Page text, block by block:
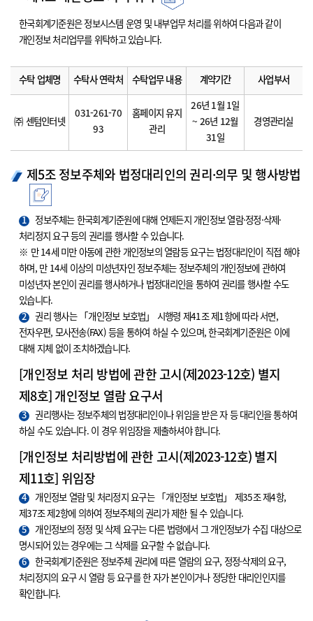
한국회계기준원은 정보시스템 운영 및 내부업무 처리를 위하여 다음과 같이
개인정보 처리업무를 위탁하고 있습니다.
수탁 업체명 수탁사 연락처 수탁업무 내용 계약기간 사업부서
㈜ 센텀인터넷
031-261-70
93
홈페이지 유지
관리
26년 1월 1일
~ 26년 12월
31일
경영관리실
제5조 정보주체와 법정대리인의 권리·의무 및 행사방법
1
정보주체는 한국회계기준원에 대해 언제든지 개인정보 열람·정정·삭제·
처리정지 요구 등의 권리를 행사할 수 있습니다.
※ 만 14세 미만 아동에 관한 개인정보의 열람등 요구는 법정대리인이 직접 해야
하며, 만 14세 이상의 미성년자인 정보주체는 정보주체의 개인정보에 관하여
미성년자 본인이 권리를 행사하거나 법정대리인을 통하여 권리를 행사할 수도
있습니다.
2
권리 행사는 「개인정보 보호법」 시행령 제41조 제1항에 따라 서면,
전자우편, 모사전송(FAX) 등을 통하여 하실 수 있으며, 한국회계기준원은 이에
대해 지체 없이 조치하겠습니다.
[개인정보 처리 방법에 관한 고시(제2023-12호) 별지
제8호] 개인정보 열람 요구서
3
권리행사는 정보주체의 법정대리인이나 위임을 받은 자 등 대리인을 통하여
하실 수도 있습니다. 이 경우 위임장을 제출하셔야 합니다.
[개인정보 처리방법에 관한 고시(제2023-12호) 별지
제11호] 위임장
4
개인정보 열람 및 처리정지 요구는 「개인정보 보호법」 제35조 제4항,
제37조 제2항에 의하여 정보주체의 권리가 제한 될 수 있습니다.
5
개인정보의 정정 및 삭제 요구는 다른 법령에서 그 개인정보가 수집 대상으로
명시되어 있는 경우에는 그 삭제를 요구할 수 없습니다.
6
한국회계기준원은 정보주체 권리에 따른 열람의 요구, 정정·삭제의 요구,
처리정지의 요구 시 열람 등 요구를 한 자가 본인이거나 정당한 대리인인지를
확인합니다.